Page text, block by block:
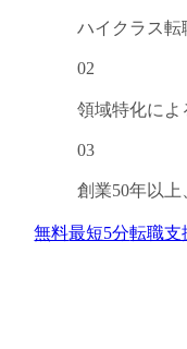
ハイクラス転
02
領域特化によ
03
創業50年以上
無料最短5分転職支